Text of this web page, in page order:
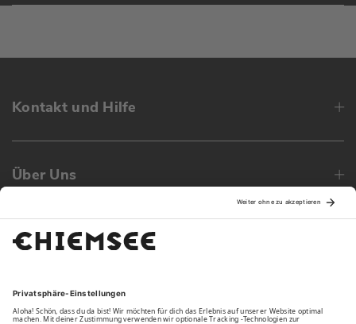
Kontakt und Hilfe
Über Uns
Family
Unsere Vorteile